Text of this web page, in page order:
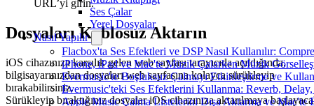
Ses Çalar
Yerel Dosyalar
Nasıl Yapılır
Flacbox'ta Ses Efektleri ve DSP Nasıl Kullanılır:
iPhone, iPad ve Mac'te Müzik Çalarken Müzik
Evermusic'te Boşluksuz Çalmayı Etkinleştirme ve
Evermusic'teki Ses Efektlerini Kullanma: Reverb,
Apple Music Çalma Listelerini Dışa Aktarma ve Mac'te
URL’yi girin.
Dosyaları Kablosuz Aktarın
iOS cihazınıza karşılık gelen web sayfası tarayıcıda açıldığında,
bilgisayarınızdan dosyaları web sayfasına kolayca sürükleyip
bırakabilirsiniz.
Sürükleyip bıraktığınız dosyalar iOS cihazınıza aktarılmaya